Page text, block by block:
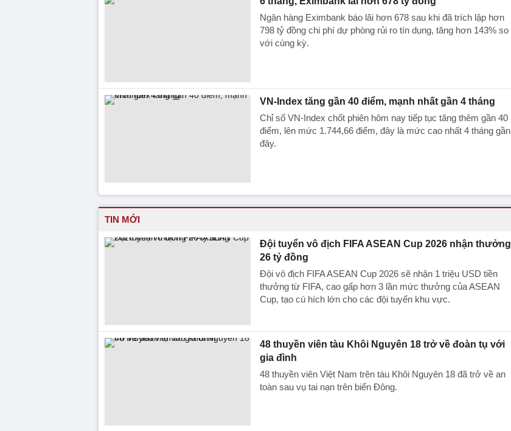
Ngân hàng Eximbank báo lãi hơn 678 sau khi đã trích lập hơn
798 tỷ đồng chi phí dự phòng rủi ro tín dụng, tăng hơn 143% so
với cùng kỳ.
VN-Index tăng gần 40 điểm, mạnh nhất gần 4 tháng
Chỉ số VN-Index chốt phiên hôm nay tiếp tục tăng thêm gần 40
điểm, lên mức 1.744,66 điểm, đây là mức cao nhất 4 tháng gần
đây.
TIN MỚI
Đội tuyển vô địch FIFA ASEAN Cup 2026 nhận thưởng
26 tỷ đồng
Đội vô địch FIFA ASEAN Cup 2026 sẽ nhận 1 triệu USD tiền
thưởng từ FIFA, cao gấp hơn 3 lần mức thưởng của ASEAN
Cup, tạo cú hích lớn cho các đội tuyển khu vực.
48 thuyền viên tàu Khôi Nguyên 18 trở về đoàn tụ với
gia đình
48 thuyền viên Việt Nam trên tàu Khôi Nguyên 18 đã trở về an
toàn sau vụ tai nạn trên biển Đông.